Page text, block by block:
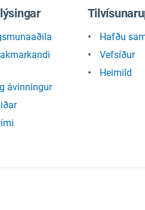
ávinningur
Hafðu
Vefsíður
Heimild